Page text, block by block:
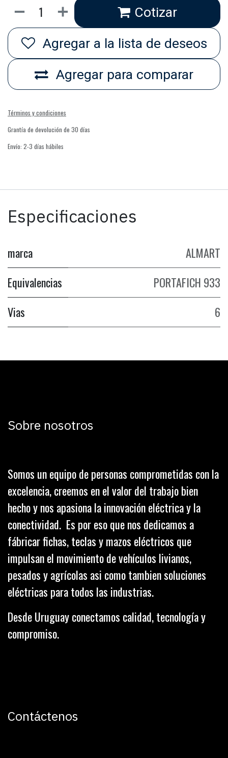
Cotizar
Agregar para comparar
Agregar a la lista de deseos
Términos y condiciones
Grantía de devolución de 30 días
Envío: 2-3 días hábiles
Especificaciones
marca
ALMART
Equivalencias
PORTAFICH 933
Vias
6
Sobre nosotros
Somos un equipo de personas comprometidas con la
excelencia, creemos en el valor del trabajo bien
hecho y nos apasiona la innovación eléctrica y la
conectividad. Es por eso que nos dedicamos a
fábricar fichas, teclas y mazos eléctricos que
impulsan el movimiento de vehículos livianos,
pesados y agrícolas asi como tambien soluciones
eléctricas para todos las industrias.
Desde Uruguay conectamos calidad, tecnología y
compromiso.
Contáctenos